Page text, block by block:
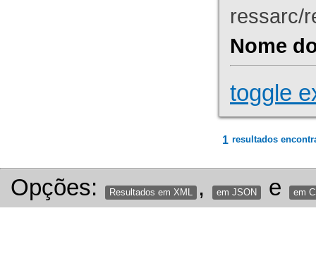
ressarc/
Nome
toggle
1 resultados
Opções: Resultados em XML , em JSON e em